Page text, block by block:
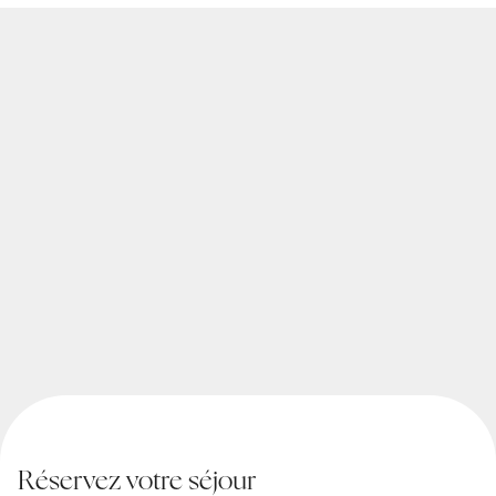
Réservez votre séjour